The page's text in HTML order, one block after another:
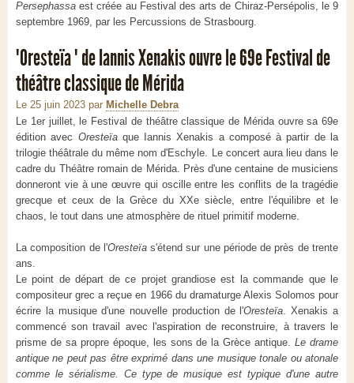
Persephassa est créée au Festival des arts de Chiraz-Persépolis, le 9
septembre 1969, par les Percussions de Strasbourg.
"Oresteïa " de Iannis Xenakis ouvre le 69e Festival de
théâtre classique de Mérida
Le 25 juin 2023 par Michelle Debra
Le 1er juillet, le Festival de théâtre classique de Mérida ouvre sa 69e
édition avecOresteïaque Iannis Xenakis a composé à partir de la
trilogie théâtrale du même nom d'Eschyle. Le concert aura lieu dans le
cadre du Théâtre romain de Mérida. Près d'une centaine de musiciens
donneront vie à une œuvre qui oscille entre les conflits de la tragédie
grecque et ceux de la Grèce du XXe siècle, entre l'équilibre et le
chaos, le tout dans une atmosphère de rituel primitif moderne.
La composition de l'Oresteïas'étend sur une période de près de trente
ans.
Le point de départ de ce projet grandiose est la commande que le
compositeur grec a reçue en 1966 du dramaturge Alexis Solomos pour
écrire la musique d'une nouvelle production de l'Oresteïa. Xenakis a
commencé son travail avec l'aspiration de reconstruire, à travers le
prisme de sa propre époque, les sons de la Grèce antique.Le drame
antique ne peut pas être exprimé dans une musique tonale ou atonale
comme le sérialisme. Ce type de musique est typique d'une autre